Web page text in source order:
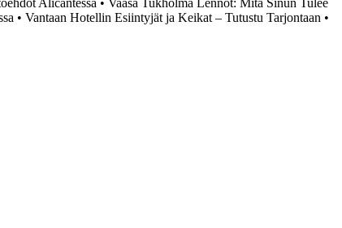
• Vantaan Hotellin Esiintyjät ja Keikat – Tutustu Tarjontaan •